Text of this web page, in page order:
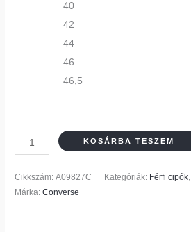
40
42
44
46
46,5
KOSÁRBA TESZEM
Cikkszám:A09827C Kategóriák: Férfi cipők,
Márka:Converse